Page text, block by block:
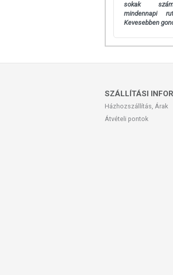
Minőségét megőrzi:
eltérő lehet,
betegséget
A termék nem
gyógyít
használatát
szedje a
sokak
mindennapi
Kevesebben
SZÁLLÍTÁSI
Házhozszállítás, Árak
Átvételi pontok